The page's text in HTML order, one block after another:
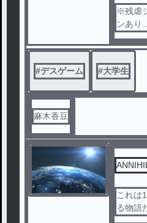
十二人
の遊戯
※残虐
ンあり
気をつ
デスゲ
！
大学の
て気
教室
首には
“凶器”。
そこに
乗る謎
げたの
#デスゲーム #大学生
麻木香豆
これは
る物語